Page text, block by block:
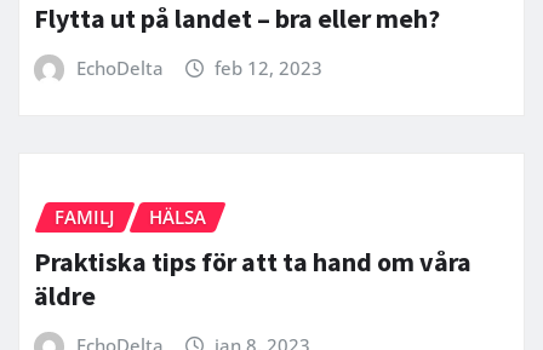
Flytta ut på landet – bra eller meh?
EchoDelta feb 12, 2023
FAMILJ HÄLSA
Praktiska tips för att ta hand om våra
äldre
EchoDelta jan 8, 2023